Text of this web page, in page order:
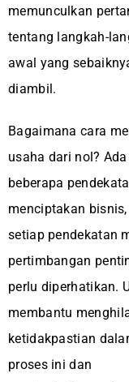
memunculkan
tentang langkah-
awal yang
diambil.
Bagaimana cara
usaha dari nol? Ada
beberapa
menciptakan
setiap pendekatan
pertimbangan
perlu diperhatikan.
membantu
ketidakpastian
proses ini dan